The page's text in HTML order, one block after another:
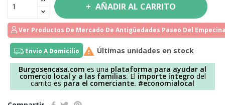
AÑADIR AL CARRITO
Ver Productos De Mercado De Antigüedades Paseo Del
Envio A Domicilio  Últimas unidades en stock
Burgosencasa.com es una plataforma para ayudar al
comercio local y a las familias. El importe íntegro del
carrito es para el comerciante. #economialocal